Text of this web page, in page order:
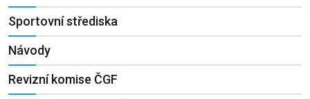
Sportovní střediska
Návody
Revizní komise ČGF